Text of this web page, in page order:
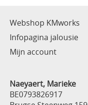
Webshop KMworks
Infopagina jalousie
Mijn account
Naeyaert, Marieke
BE0793826917